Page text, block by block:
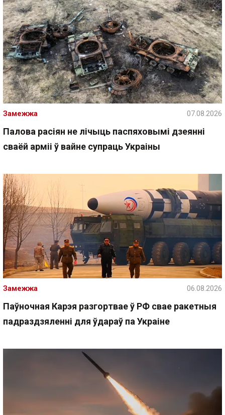
Палова расіян не лічыць паспяховымі дзеянні
сваёй арміі ў вайне супраць Украіны
Замежжа 07.08.2026
Паўночная Карэя разгортвае ў РФ свае ракетныя
падраздзяленні для ўдараў па Украіне
Замежжа 06.08.2026